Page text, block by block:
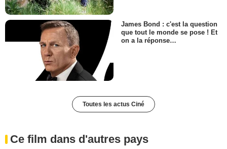
James Bond : c'est la question
que tout le monde se pose ! Et
on a la réponse…
Toutes les actus Ciné
Ce film dans d'autres pays